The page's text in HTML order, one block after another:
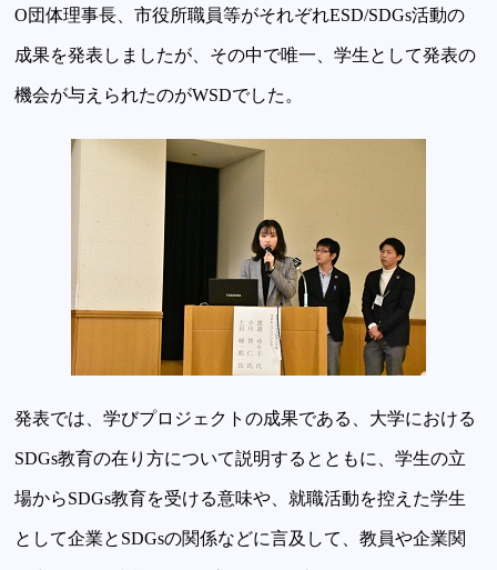
O団体理事長、市役所職員等がそれぞれESD/SDGs活動の
成果を発表しましたが、その中で唯一、学生として発表の
機会が与えられたのがWSDでした。
発表では、学びプロジェクトの成果である、大学における
SDGs教育の在り方について説明するとともに、学生の立
場からSDGs教育を受ける意味や、就職活動を控えた学生
として企業とSDGsの関係などに言及して、教員や企業関